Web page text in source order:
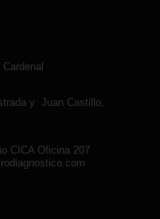
y Juan Castillo,
CICA Oficina 207